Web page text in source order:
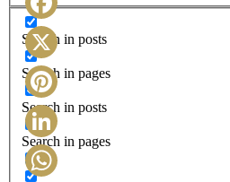
Search in posts
Search in pages
Search in posts
Search in pages
Facebook
X
Pinterest
LinkedIn